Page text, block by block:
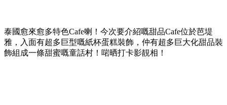
泰國愈來愈多特色Cafe喇！今次要介紹嘅甜品Cafe位於芭堤
雅，入面有超多巨型嘅紙杯蛋糕裝飾，仲有超多巨大化甜品裝
飾組成一條甜蜜嘅童話村！啱晒打卡影靚相！